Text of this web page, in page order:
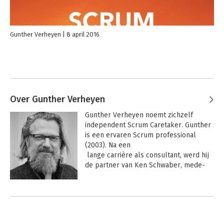
Gunther Verheyen 8 april 2016
Over Gunther Verheyen
Gunther Verheyen noemt zichzelf
independent Scrum Caretaker. Gunther
is een ervaren Scrum professional
(2003). Na een
de partner van Ken Schwaber, mede-
Scrum aanbod (2013-2016).